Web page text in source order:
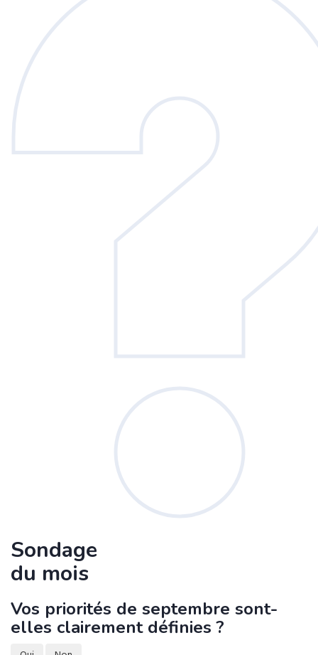
Sondage
du mois
Vos priorités de septembre sont-
elles clairement définies ?